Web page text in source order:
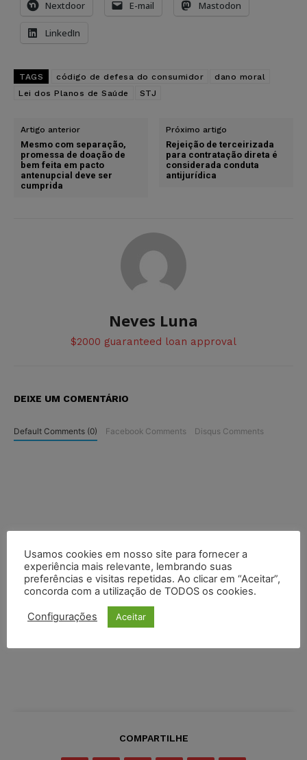
Nextdoor E-mail Mastodon
LinkedIn
TAGS código de defesa do consumidor
dano moral
Lei dos Planos de Saúde
STJ
Artigo anterior
Mesmo com separação,
promessa de doação de
bem feita em pacto
antenupcial deve ser
cumprida
Próximo artigo
Rejeição de terceirizada
para contratação direta é
considerada conduta
antijurídica
Neves Luna
$2000 guaranteed loan approval
DEIXE UM COMENTÁRIO
Default Comments (0) Facebook Comments Disqus Comments
COMPARTILHE
Usamos cookies em nosso site para fornecer a
experiência mais relevante, lembrando suas
preferências e visitas repetidas. Ao clicar em “Aceitar”,
concorda com a utilização de TODOS os cookies.
Configurações Aceitar